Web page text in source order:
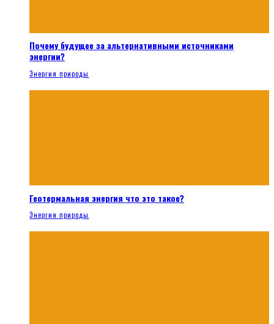
Почему будущее за альтернативными источниками
энергии?
Энергия природы
Геотермальная энергия что это такое?
Энергия природы